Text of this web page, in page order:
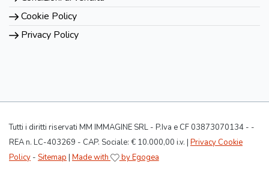
Cookie Policy
Privacy Policy
Tutti i diritti riservati MM IMMAGINE SRL - P.Iva e CF 03873070134 - -
REA n. LC-403269 - CAP. Sociale: € 10.000,00 i.v. | Privacy Cookie
Policy - Sitemap | Made with by Egogea